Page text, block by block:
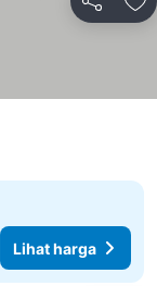
Kongsi
Lihat harga